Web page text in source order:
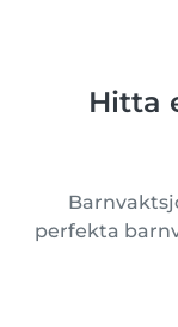
Hitta
perfekta